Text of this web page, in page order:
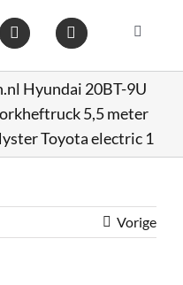
Toggle
Hyundai 20BT-9U
5,5 meter
Toyota electric 1
Vorige